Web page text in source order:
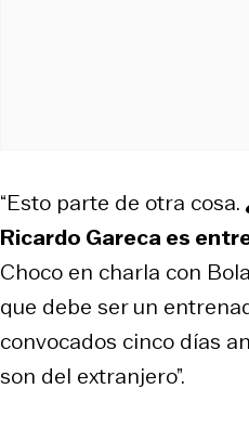
“Esto parte de otra cosa.
Ricardo Gareca es
Choco en charla con
que debe ser un
convocados cinco días
son del extranjero”.